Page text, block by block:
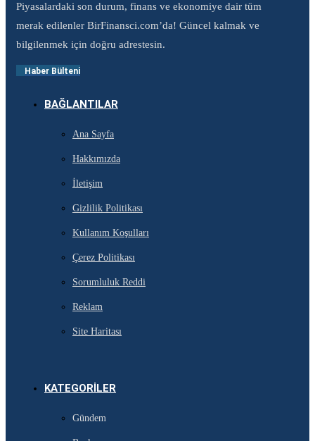
Piyasalardaki son durum, finans ve ekonomiye dair tüm
merak edilenler BirFinansci.com’da! Güncel kalmak ve
bilgilenmek için doğru adrestesin.
Haber Bülteni
BAĞLANTILAR
Ana Sayfa
Hakkımızda
İletişim
Gizlilik Politikası
Kullanım Koşulları
Çerez Politikası
Sorumluluk Reddi
Reklam
Site Haritası
KATEGORILER
Gündem